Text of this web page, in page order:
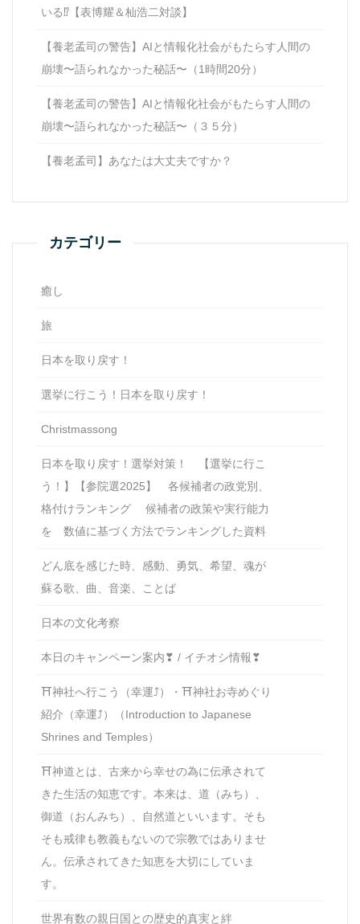
いる⁉【表博耀＆杣浩二対談】
【養老孟司の警告】AIと情報化社会がもたらす人間の
崩壊〜語られなかった秘話〜（1時間20分）
【養老孟司の警告】AIと情報化社会がもたらす人間の
崩壊〜語られなかった秘話〜（３５分）
【養老孟司】あなたは大丈夫ですか？
カテゴリー
癒し
旅
日本を取り戻す！
選挙に行こう！日本を取り戻す！
Christmassong
日本を取り戻す！選挙対策！ 【選挙に行こ
う！】【参院選2025】 各候補者の政党別、
格付けランキング 候補者の政策や実行能力
を 数値に基づく方法でランキングした資料
どん底を感じた時、感動、勇気、希望、魂が
蘇る歌、曲、音楽、ことば
日本の文化考察
本日のキャンペーン案内❣ / イチオシ情報❣
⛩神社へ行こう（幸運⤴）・⛩神社お寺めぐり
紹介（幸運⤴）（Introduction to Japanese
Shrines and Temples）
⛩神道とは、古来から幸せの為に伝承されて
きた生活の知恵です。本来は、道（みち）、
御道（おんみち）、自然道といいます。そも
そも戒律も教義もないので宗教ではありませ
ん。伝承されてきた知恵を大切にしていま
す。
世界有数の親日国との歴史的真実と絆